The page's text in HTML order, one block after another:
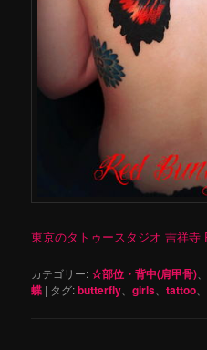
東京のタトゥースタジオ 吉祥寺
カテゴリー:☆部位・背中(肩甲骨)、
蝶 | タグ:butterfly、girls、tattoo、